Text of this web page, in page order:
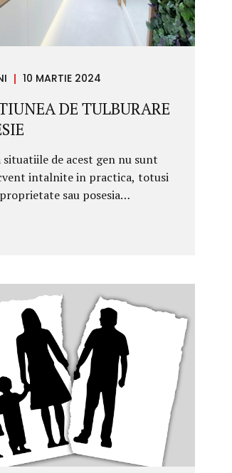
10 MARTIE 2024
DE TULBURARE
situatiile de acest gen nu sunt
intalnite in practica, totusi
sau posesia
imprejurare in care este
modalitatea de a va apara
interesele. In consecinta,
este necesara prezentarea
referitoare la infractiunea
de posesie, prevazuta de art.
potrivit caruia: “ Ocuparea,
sau in parte, fara drept, prin
amenintare ori prin